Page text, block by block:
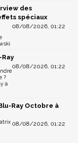
des
spéciaux
08/08/2026, 01:22
08/08/2026, 01:22
?
à
Ray Octobre à
08/08/2026, 01:22